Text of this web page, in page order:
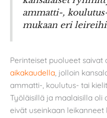
ammatti-,
mukaan eri
Perinteiset puolueet saivat
aikakaudella, jolloin
ammatti-, koulutus- tai
Työläisillä ja maalaisilla oli
eivät useinkaan